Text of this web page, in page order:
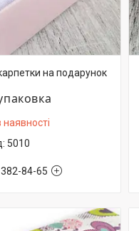
на подарунок
5010
84-65